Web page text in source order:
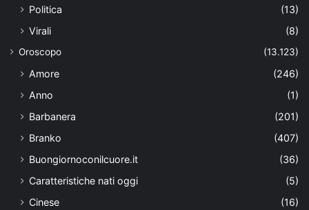
Politica
(13)
Virali
(8)
Oroscopo (13.123)
Amore
(246)
Anno
(1)
Barbanera
(201)
Branko
(407)
Buongiornoconilcuore.it
(36)
Caratteristiche nati oggi
(5)
Cinese
(16)